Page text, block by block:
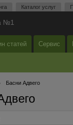
Каталог услуг
№1
статей Сервис
Басни Адвего